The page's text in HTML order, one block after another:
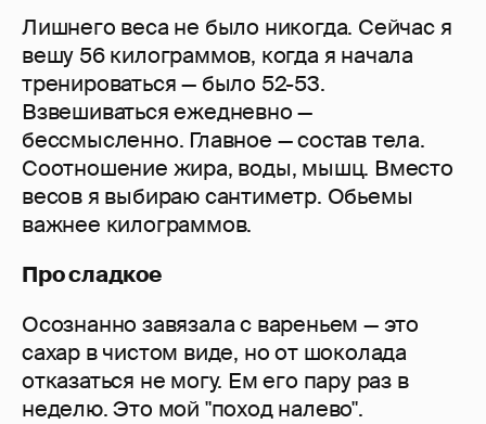
Лишнего веса не было никогда. Сейчас я
вешу 56 килограммов, когда я начала
тренироваться — было 52-53.
Взвешиваться ежедневно —
бессмысленно. Главное — состав тела.
Соотношение жира, воды, мышц. Вместо
весов я выбираю сантиметр. Обьемы
важнее килограммов.
Про сладкое
Осознанно завязала с вареньем — это
сахар в чистом виде, но от шоколада
отказаться не могу. Ем его пару раз в
неделю. Это мой "поход налево".